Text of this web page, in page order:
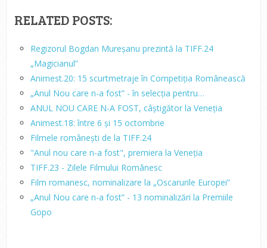
RELATED POSTS:
Regizorul Bogdan Mureșanu prezintă la TIFF.24
„Magicianul”
Animest.20: 15 scurtmetraje în Competiția Românească
„Anul Nou care n-a fost” - în selecția pentru…
ANUL NOU CARE N-A FOST, câștigător la Veneția
Animest.18: între 6 și 15 octombrie
Filmele românești de la TIFF.24
"Anul nou care n-a fost", premiera la Veneția
TIFF.23 - Zilele Filmului Românesc
Film romanesc, nominalizare la „Oscarurile Europei”
„Anul Nou care n-a fost” - 13 nominalizări la Premiile
Gopo